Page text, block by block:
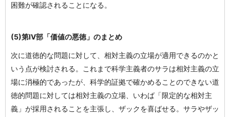
困難が確認されることになる。
(5)第Ⅳ部「価値の悪徳」のまとめ
次に道徳的な問題に対して、相対主義の立場が適用できるのかと
いう点が検討される。これまで科学主義者のサラは相対主義の立
場に消極的であったが、科学的証拠で確かめることのできない道
徳的問題に対しては相対主義の立場、いわば「限定的な相対主
義」が採用されることを主張し、ザックを喜ばせる。サラやザッ